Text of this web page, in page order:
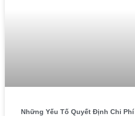
Những Yếu Tố Quyết Định Chi Phí